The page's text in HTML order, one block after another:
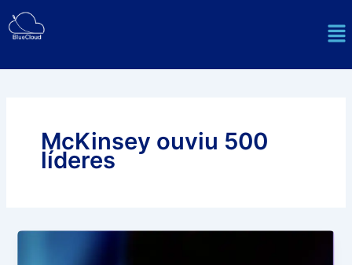
para
McKinsey ouviu 500
líderes